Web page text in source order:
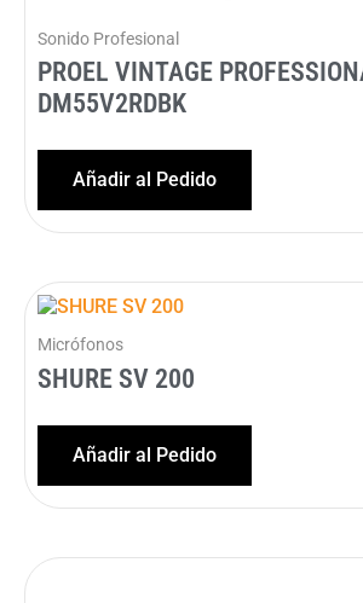
Sonido Profesional
PROEL VINTAGE
DM55V2RDBK
Añadir al Pedido
Micrófonos
SHURE SV 200
Añadir al Pedido